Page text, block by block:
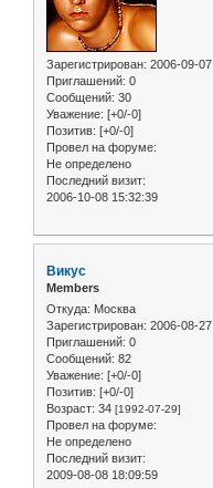
Зарегистрирован: 2006-09-07
Приглашений: 0
Сообщений: 30
Уважение: [+0/-0]
Позитив: [+0/-0]
Провел на форуме:
Не определено
Последний визит:
2006-10-08 15:32:39
Викус
Members
Откуда: Москва
Зарегистрирован: 2006-08-27
Приглашений: 0
Сообщений: 82
Уважение: [+0/-0]
Позитив: [+0/-0]
Возраст: 34 [1992-07-29]
Провел на форуме:
Не определено
Последний визит:
2009-08-08 18:09:59